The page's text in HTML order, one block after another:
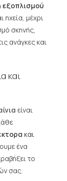
εξοπλισμού
ηχεία, μέχρι
σκηνής,
ανάγκες και
και
είναι
και
ένα
το
σας.